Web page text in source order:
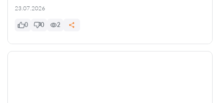
23.07.2026
0 0 2